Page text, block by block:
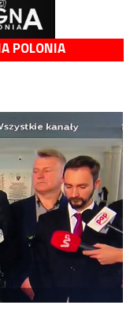
POLONIA